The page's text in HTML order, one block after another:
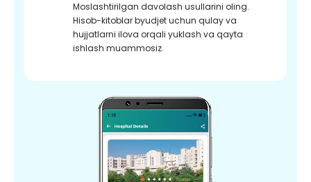
Moslashtirilgan davolash usullarini oling.
Hisob-kitoblar byudjet uchun qulay va
hujjatlarni ilova orqali yuklash va qayta
ishlash muammosiz.